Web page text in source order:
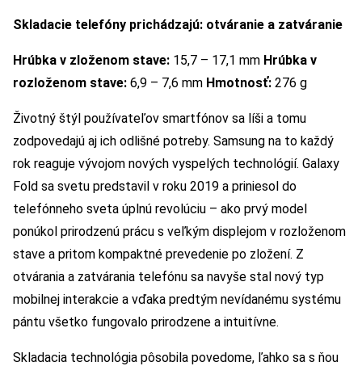
Skladacie telefóny prichádzajú: otváranie a zatváranie
Hrúbka v zloženom stave: 15,7 – 17,1 mm Hrúbka v
rozloženom stave: 6,9 – 7,6 mm Hmotnosť: 276 g
Životný štýl používateľov smartfónov sa líši a tomu
zodpovedajú aj ich odlišné potreby. Samsung na to každý
rok reaguje vývojom nových vyspelých technológií. Galaxy
Fold sa svetu predstavil v roku 2019 a priniesol do
telefónneho sveta úplnú revolúciu – ako prvý model
ponúkol prirodzenú prácu s veľkým displejom v rozloženom
stave a pritom kompaktné prevedenie po zložení. Z
otvárania a zatvárania telefónu sa navyše stal nový typ
mobilnej interakcie a vďaka predtým nevídanému systému
pántu všetko fungovalo prirodzene a intuitívne.
Skladacia technológia pôsobila povedome, ľahko sa s ňou